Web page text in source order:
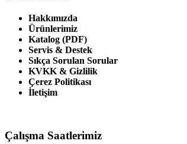
Hakkımızda
Ürünlerimiz
Katalog (PDF)
Servis & Destek
Sıkça Sorulan Sorular
KVKK & Gizlilik
Çerez Politikası
İletişim
Çalışma Saatlerimiz